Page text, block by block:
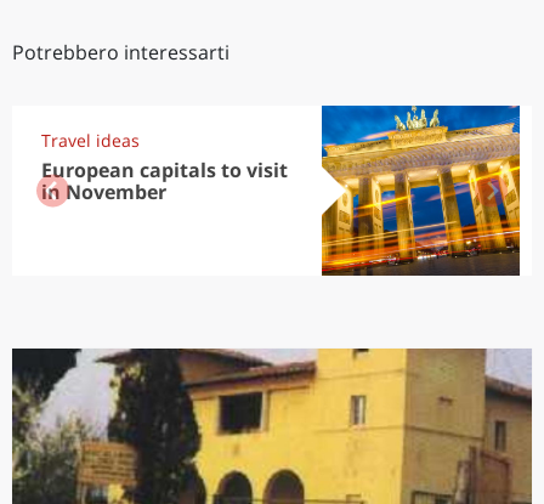
Potrebbero interessarti
Travel ideas
European capitals to visit
in November